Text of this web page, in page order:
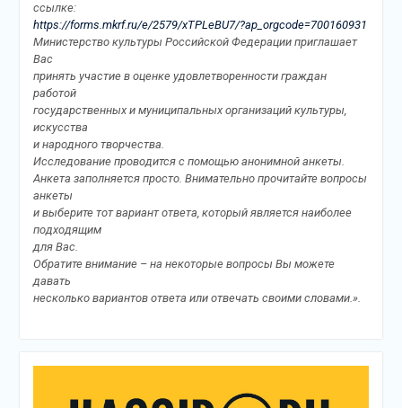
ссылке:
https://forms.mkrf.ru/e/2579/xTPLeBU7/?ap_orgcode=700160931
Министерство культуры Российской Федерации приглашает
Вас
принять участие в оценке удовлетворенности граждан
работой
государственных и муниципальных организаций культуры,
искусства
и народного творчества.
Исследование проводится с помощью анонимной анкеты.
Анкета заполняется просто. Внимательно прочитайте вопросы
анкеты
и выберите тот вариант ответа, который является наиболее
подходящим
для Вас.
Обратите внимание – на некоторые вопросы Вы можете
давать
несколько вариантов ответа или отвечать своими словами.».